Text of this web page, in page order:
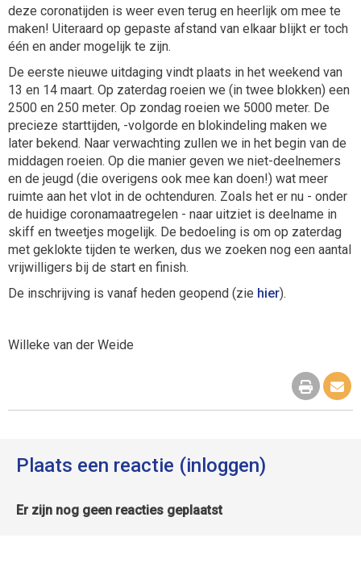
deze coronatijden is weer even terug en heerlijk om mee te
maken! Uiteraard op gepaste afstand van elkaar blijkt er toch
één en ander mogelijk te zijn.
De eerste nieuwe uitdaging vindt plaats in het weekend van
13 en 14 maart. Op zaterdag roeien we (in twee blokken) een
2500 en 250 meter. Op zondag roeien we 5000 meter. De
precieze starttijden, -volgorde en blokindeling maken we
later bekend. Naar verwachting zullen we in het begin van de
middagen roeien. Op die manier geven we niet-deelnemers
en de jeugd (die overigens ook mee kan doen!) wat meer
ruimte aan het vlot in de ochtenduren. Zoals het er nu - onder
de huidige coronamaatregelen - naar uitziet is deelname in
skiff en tweetjes mogelijk. De bedoeling is om op zaterdag
met geklokte tijden te werken, dus we zoeken nog een aantal
vrijwilligers bij de start en finish.
De inschrijving is vanaf heden geopend (zie hier).
Willeke van der Weide
Plaats een reactie (inloggen)
Er zijn nog geen reacties geplaatst